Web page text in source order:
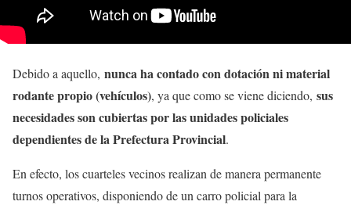
Debido a aquello, nunca ha contado con dotación ni material
rodante propio (vehículos), ya que como se viene diciendo, sus
necesidades son cubiertas por las unidades policiales
dependientes de la Prefectura Provincial.
En efecto, los cuarteles vecinos realizan de manera permanente
turnos operativos, disponiendo de un carro policial para la